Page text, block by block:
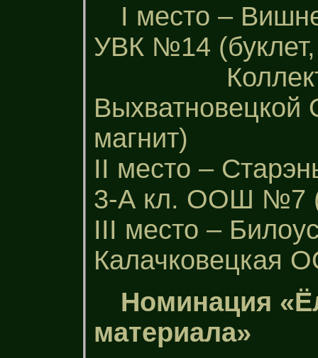
І место –
УВК №14 (буклет,
Выхватновецкой
магнит)
ІІ место –
3-А кл. ООШ №7
ІІІ место –
Калачковецкая
Номинация
материала»